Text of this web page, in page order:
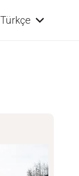
Türkçe